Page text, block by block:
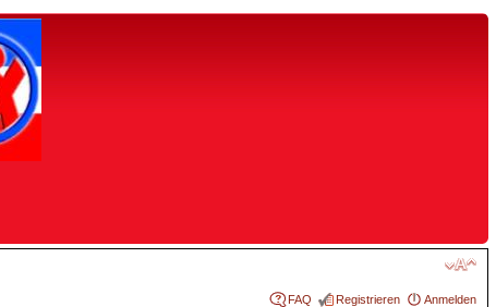
FAQ Registrieren Anmelden